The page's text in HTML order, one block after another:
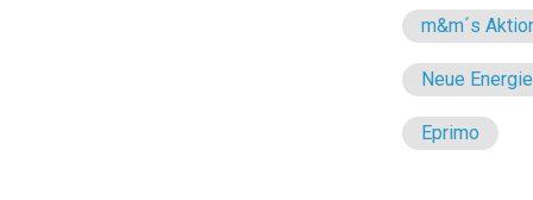
m&m´s
Neue
Eprimo